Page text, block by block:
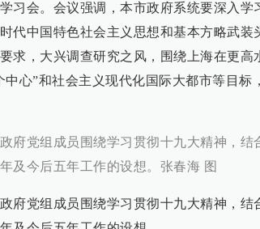
学习会。会议强调，本市政府系统要深入
代中国特色社会主义思想和基本方略武
求，大兴调查研究之风，围绕上海在更高
中心”和社会主义现代化国际大都市等目标
府党组成员围绕学习贯彻十九大精神，
及今后五年工作的设想。张春海 图
府党组成员围绕学习贯彻十九大精神，